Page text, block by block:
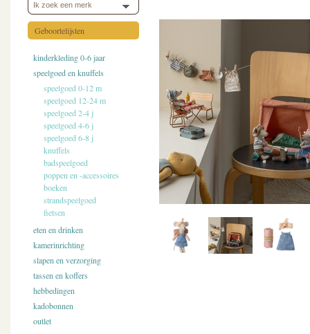
Ik zoek een merk
Geboortelijsten
kinderkleding 0-6 jaar
speelgoed en knuffels
speelgoed 0-12 m
speelgoed 12-24 m
speelgoed 2-4 j
speelgoed 4-6 j
speelgoed 6-8 j
knuffels
badspeelgoed
poppen en -accessoires
boeken
strandspeelgoed
fietsen
eten en drinken
kamerinrichting
slapen en verzorging
tassen en koffers
hebbedingen
kadobonnen
outlet